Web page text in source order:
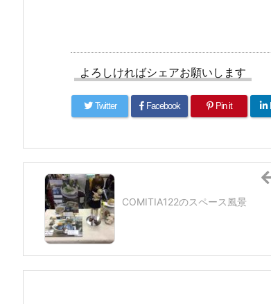
よろしければシェアお願いします
Twitter Facebook Pin it
COMITIA122のスペース風景